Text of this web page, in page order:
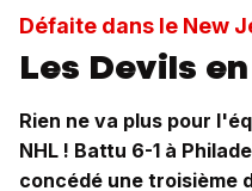
Défaite dans le New
Les Devils
Rien ne va plus pour
NHL ! Battu 6-1 à
concédé une troisième